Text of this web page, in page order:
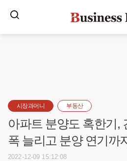
시장과머니 부동산
아파트 분양도 혹한기,
폭 늘리고 분양 연기까
2022-12-09 15:12:08